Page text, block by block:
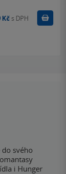
Kč s DPH
svého
i Hunger